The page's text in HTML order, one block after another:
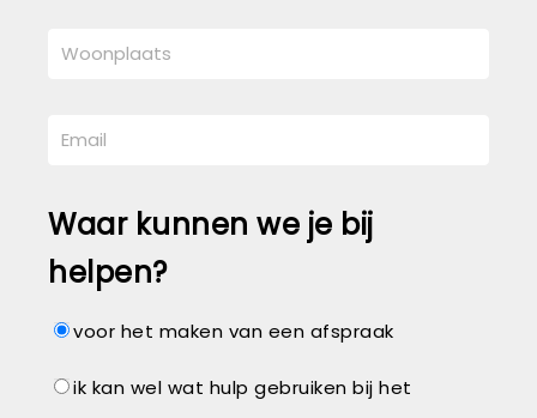
Waar kunnen we je bij
helpen?
voor het maken van een afspraak
ik kan wel wat hulp gebruiken bij het